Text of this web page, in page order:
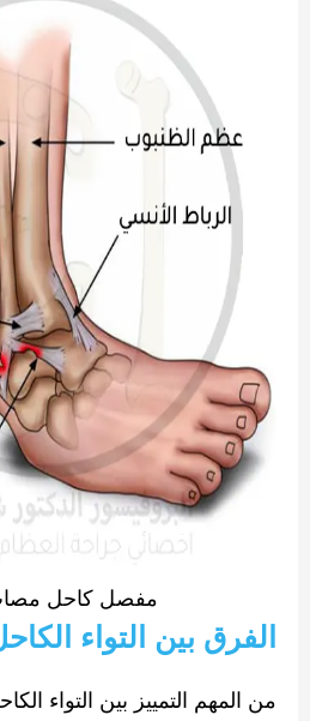
مفصل كاحل مصاب
الفرق بين التواء
من المهم التمييز بين التواء